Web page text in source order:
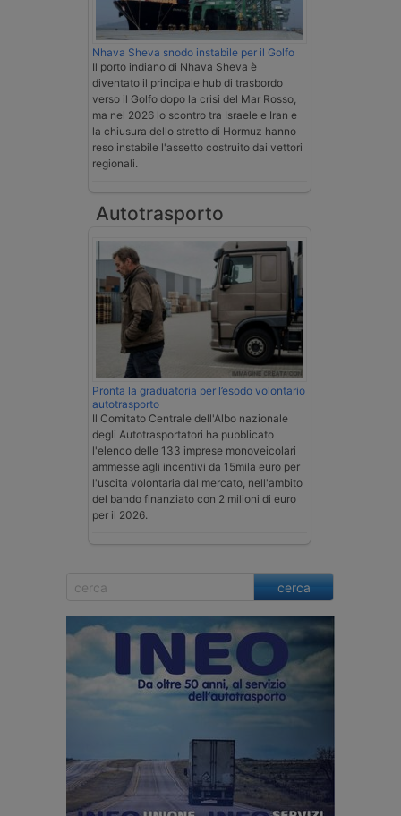
Nhava Sheva snodo instabile per il Golfo
Il porto indiano di Nhava Sheva è
diventato il principale hub di trasbordo
verso il Golfo dopo la crisi del Mar Rosso,
ma nel 2026 lo scontro tra Israele e Iran e
la chiusura dello stretto di Hormuz hanno
reso instabile l'assetto costruito dai vettori
regionali.
Autotrasporto
Pronta la graduatoria per l’esodo volontario
autotrasporto
Il Comitato Centrale dell'Albo nazionale
degli Autotrasportatori ha pubblicato
l'elenco delle 133 imprese monoveicolari
ammesse agli incentivi da 15mila euro per
l'uscita volontaria dal mercato, nell'ambito
del bando finanziato con 2 milioni di euro
per il 2026.
cerca